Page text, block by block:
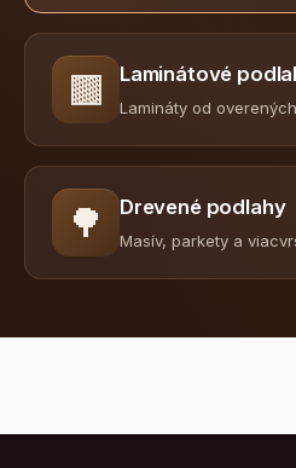
🟫 Laminátové
Lamináty od
🌳 Drevené podlahy
Masív, parkety a